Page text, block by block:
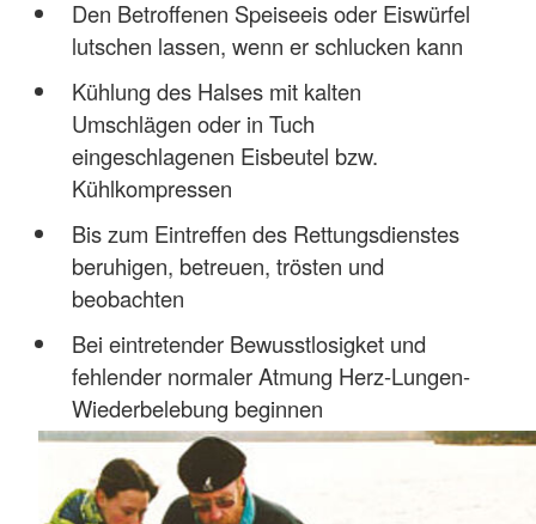
Den Betroffenen Speiseeis oder Eiswürfel
lutschen lassen, wenn er schlucken kann
Kühlung des Halses mit kalten
Umschlägen oder in Tuch
eingeschlagenen Eisbeutel bzw.
Kühlkompressen
Bis zum Eintreffen des Rettungsdienstes
beruhigen, betreuen, trösten und
beobachten
Bei eintretender Bewusstlosigket und
fehlender normaler Atmung Herz-Lungen-
Wiederbelebung beginnen